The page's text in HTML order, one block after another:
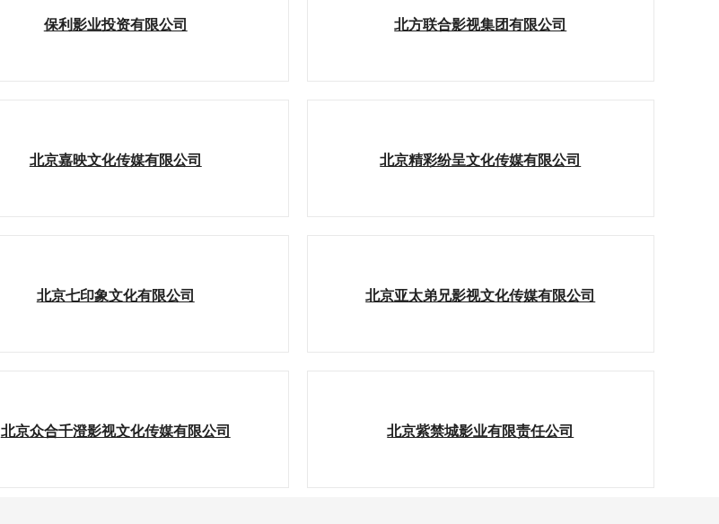
保利影业投资有限公司 北方联合影视集团有限公司
北京嘉映文化传媒有限公司 北京精彩纷呈文化传媒有限公司
北京七印象文化有限公司 北京亚太弟兄影视文化传媒有限公司
北京众合千澄影视文化传媒有限公司 北京紫禁城影业有限责任公司